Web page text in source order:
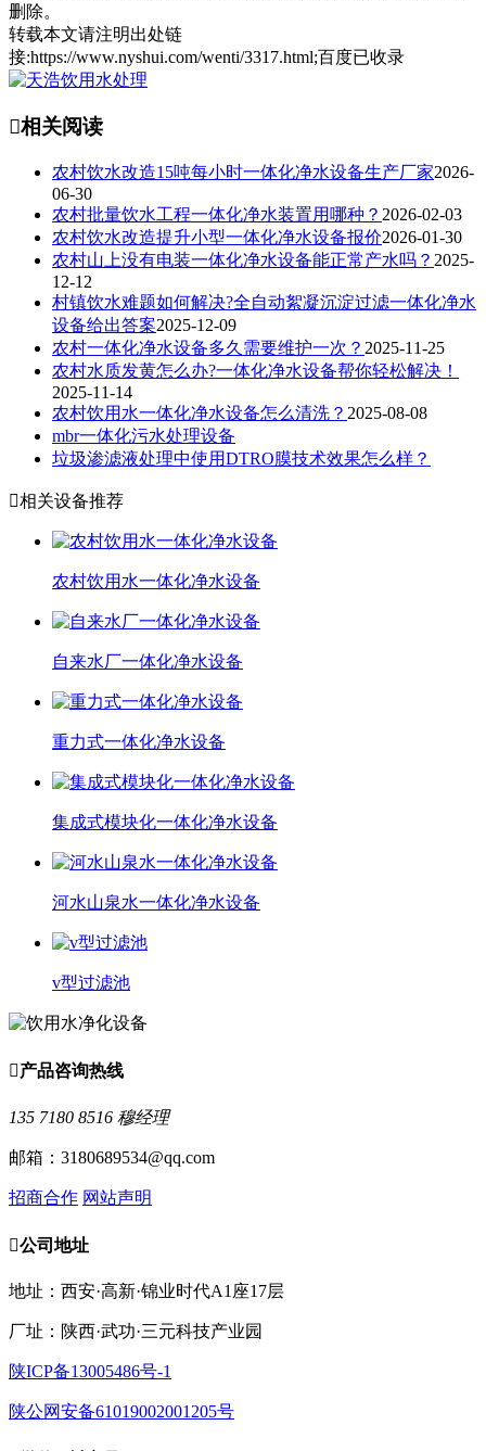
删除。
转载本文请注明出处链
接:https://www.nyshui.com/wenti/3317.html;百度已收录
相关阅读
农村饮水改造15吨每小时一体化净水设备生产厂家2026-
06-30
农村批量饮水工程一体化净水装置用哪种？ 2026-02-03
农村饮水改造提升小型一体化净水设备报价2026-01-30
农村山上没有电装一体化净水设备能正常产水吗？ 2025-
12-12
村镇饮水难题如何解决?全自动絮凝沉淀过滤一体化净水
设备给出答案2025-12-09
农村一体化净水设备多久需要维护一次？ 2025-11-25
农村水质发黄怎么办?一体化净水设备帮你轻松解决！
2025-11-14
农村饮用水一体化净水设备怎么清洗？ 2025-08-08
mbr一体化污水处理设备
垃圾渗滤液处理中使用DTRO膜技术效果怎么样？
相关设备推荐
农村饮用水一体化净水设备
自来水厂一体化净水设备
重力式一体化净水设备
集成式模块化一体化净水设备
河水山泉水一体化净水设备
v型过滤池
产品咨询热线
135 7180 8516 穆经理
邮箱：3180689534@qq.com
招商合作 网站声明
公司地址
地址：西安·高新·锦业时代A1座17层
厂址：陕西·武功·三元科技产业园
陕ICP备13005486号-1
陕公网安备61019002001205号